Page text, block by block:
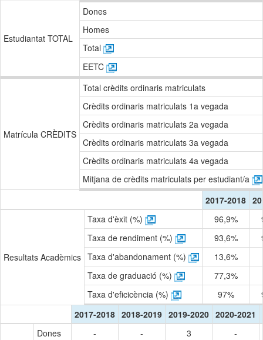
Estudiantat TOTAL
Dones
Homes
Total
EETC
Matrícula CRÈDITS
Total crèdits ordinaris matriculats
Crèdits ordinaris matriculats 1a vegada
Crèdits ordinaris matriculats 2a vegada
Crèdits ordinaris matriculats 3a vegada
Crèdits ordinaris matriculats 4a vegada
Mitjana de crèdits matriculats per estudiant/a
2017-2018
Resultats Acadèmics
Taxa d'èxit (%) 96,9%
Taxa de rendiment (%)
93,6%
Taxa d'abandonament (%)
13,6%
Taxa de graduació (%)
77,3%
Taxa d'eficicència (%)
97%
2017-2018 2018-2019 2019-2020 2020-2021
Dones - - 3
-